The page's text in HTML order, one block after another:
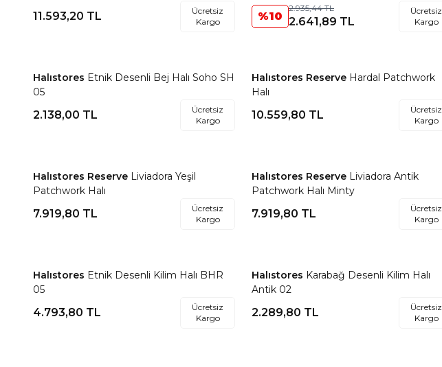
11.593,20 TL
Ücretsiz
Kargo
%10
2.935,44TL
2.641,89 TL
Ücretsiz
Kargo
Favorilere Ekle
Halıstores Etnik Desenli Bej Halı Soho SH
05
2.138,00 TL
Ücretsiz
Kargo
Favorilere Ekle
Halıstores Reserve Hardal Patchwork
Halı
10.559,80 TL
Ücretsiz
Kargo
Favorilere Ekle
Halıstores Reserve Liviadora Yeşil
Patchwork Halı
7.919,80 TL
Ücretsiz
Kargo
Favorilere Ekle
Halıstores Reserve Liviadora Antik
Patchwork Halı Minty
7.919,80 TL
Ücretsiz
Kargo
Favorilere Ekle
Halıstores Etnik Desenli Kilim Halı BHR
05
4.793,80 TL
Ücretsiz
Kargo
Favorilere Ekle
Halıstores Karabağ Desenli Kilim Halı
Antik 02
2.289,80 TL
Ücretsiz
Kargo